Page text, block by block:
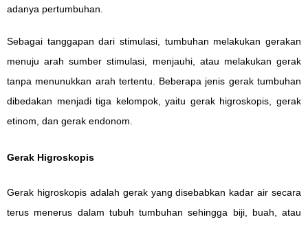
adanya pertumbuhan.
Sebagai tanggapan dari stimulasi, tumbuhan melakukan gerakan
menuju arah sumber stimulasi, menjauhi, atau melakukan gerak
tanpa menunukkan arah tertentu. Beberapa jenis gerak tumbuhan
dibedakan menjadi tiga kelompok, yaitu gerak higroskopis, gerak
etinom, dan gerak endonom.
Gerak Higroskopis
Gerak higroskopis adalah gerak yang disebabkan kadar air secara
terus menerus dalam tubuh tumbuhan sehingga biji, buah, atau